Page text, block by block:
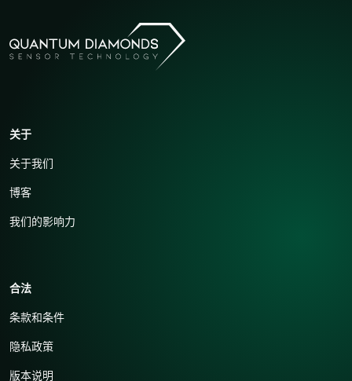
关于
关于我们
博客
我们的影响力
合法
条款和条件
隐私政策
版本说明